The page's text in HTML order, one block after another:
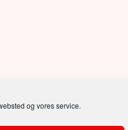
og vores service.